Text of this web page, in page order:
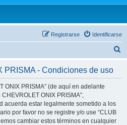
tab)
Identificarse
Registrarse
PRISMA - Condiciones de uso
ONIX PRISMA” (de aquí en adelante
CHEVROLET ONIX PRISMA”,
acuerda estar legalmente sometido a los
por favor no se registre y/o use “CLUB
cambiar estos términos en cualquier